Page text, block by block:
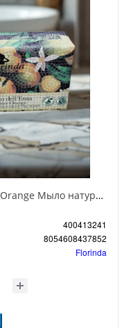
Florinda Vegetal Soap Enta Bitter Orange Мыло натуральное на основе растительных масел Горький апельсин Энты 200 гр
400413241
8054608437852
Florinda